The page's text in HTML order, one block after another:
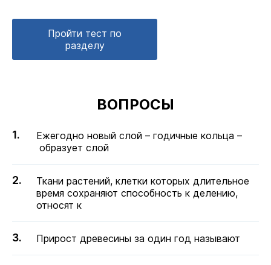
Пройти тест по
разделу
ВОПРОСЫ
Ежегодно новый слой – годичные кольца –
образует слой
Ткани рас­те­ний, клет­ки ко­то­рых дли­тель­ное
время со­хра­ня­ют спо­соб­ность к де­ле­нию,
от­но­сят к
Прирост древесины за один год называют